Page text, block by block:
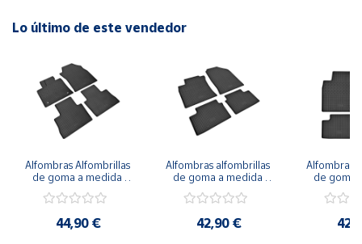
Lo último de este vendedor
Alfombras Alfombrillas
de goma a medida
para LEXUS NX a
partir de 2021
44,90 €
Alfombras alfombrillas
de goma a medida
para KIA Proceed
desde 2018
42,90 €
Alfombras
de goma
para KIA